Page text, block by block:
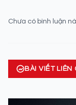
Chưa có bình luận
BÀI VIẾT LIÊN